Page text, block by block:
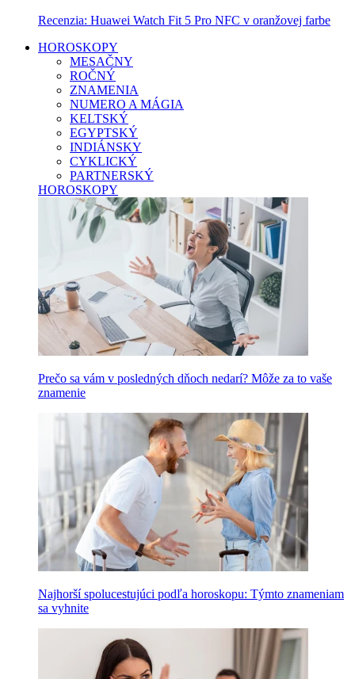
Recenzia: Huawei Watch Fit 5 Pro NFC v oranžovej farbe
HOROSKOPY
MESAČNY
ROČNÝ
ZNAMENIA
NUMERO A MÁGIA
KELTSKÝ
EGYPTSKÝ
INDIÁNSKY
CYKLICKÝ
PARTNERSKÝ
HOROSKOPY
Prečo sa vám v posledných dňoch nedarí? Môže za to vaše
znamenie
Najhorší spolucestujúci podľa horoskopu: Týmto znameniam
sa vyhnite